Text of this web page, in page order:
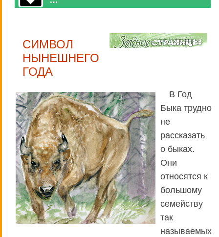
СИМВОЛ
НЫНЕШНЕГО
ГОДА
В Год
Быка трудно
не
рассказать
о быках.
Они
относятся к
большому
семейству
так
называемых